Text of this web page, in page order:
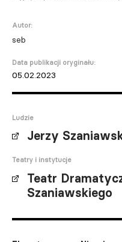
Autor:
seb
Data publikacji oryginału:
05.02.2023
Ludzie
Jerzy
Teatry i instytucje
Teatr
Szaniawskiego